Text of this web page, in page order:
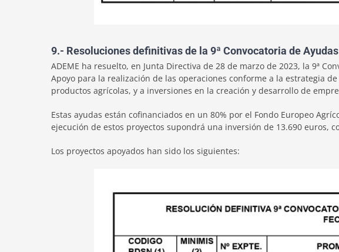
9.- Resoluciones definitivas de la 9ª Convocatoria de
ADEME ha resuelto, en Junta Directiva de 28 de marzo de 2023, la 9ª
Apoyo para la realización de las operaciones conforme a la estrategia
productos agrícolas, y a inversiones en la creación y desarrollo de
Estas ayudas están cofinanciados en un 80% por el Fondo Europeo
ejecución de estos proyectos supondrá una inversión de 13.690 euros,
Los proyectos apoyados han sido los siguientes: